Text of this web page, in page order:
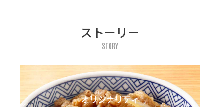
ストーリー
STORY
オリジナリティ